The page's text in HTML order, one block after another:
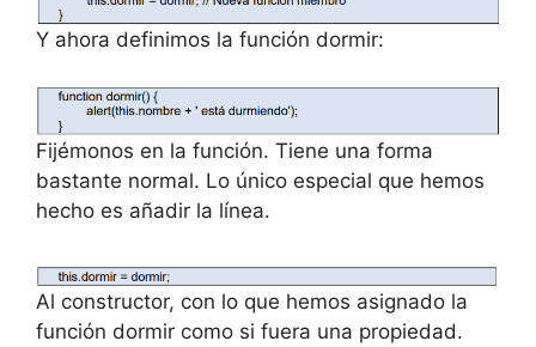
Y ahora definimos la función dormir:
Fijémonos en la función. Tiene una forma
bastante normal. Lo único especial que hemos
hecho es añadir la línea.
Al constructor, con lo que hemos asignado la
función dormir como si fuera una propiedad.